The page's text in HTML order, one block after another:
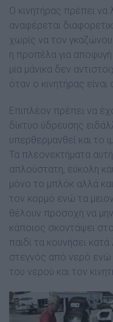
Ο κινητήρας πρέπει να
αναφέρεται
χωρίς να τον
η προπέλα για
µία µάνικα δεν
όταν ο κινητήρας είναι
Επιπλέον πρέπει να
δίκτυο ύδρευσης
υπερθερµανθεί και το
Τα πλεονεκτήµατα
απλούστατη, εύκολη
µόνο το µπλόκ αλλά
τον κορµό ενώ τα
θέλουν προσοχή να
κάποιος σκοντάψει
παιδί τα κουνήσει
στεγνός από νερό ενώ
του νερού και τον